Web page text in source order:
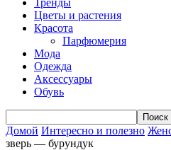
Тренды
Цветы и растения
Красота
Парфюмерия
Мода
Одежда
Аксессуары
Обувь
Домой Интересно и полезно
зверь — бурундук